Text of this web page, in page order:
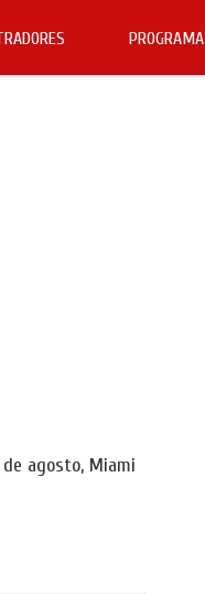
PROGRAMA
agosto, Miami